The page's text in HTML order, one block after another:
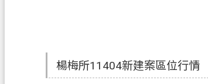
楊梅所11404新建案區位行情